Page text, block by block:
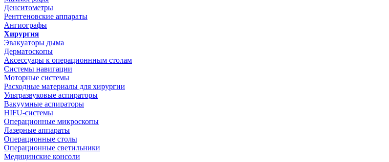
Денситометры
Рентгеновские аппараты
Ангиографы
Хирургия
Эвакуаторы дыма
Дерматоскопы
Аксессуары к операционнным столам
Системы навигации
Моторные системы
Расходные материалы для хирургии
Ультразвуковые аспираторы
Вакуумные аспираторы
HIFU-системы
Операционные микроскопы
Лазерные аппараты
Операционные столы
Операционные светильники
Медицинские консоли